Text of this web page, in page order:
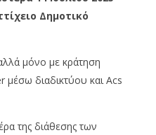
Δημοτικό
μόνο με κράτηση
διαδικτύου και Acs
της διάθεσης των